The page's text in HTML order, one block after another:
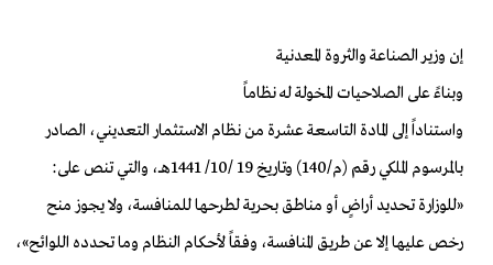
إن وزير الصناعة والثروة المعدنية
وبناءً على الصلاحيات المخولة له نظاماً
واستناداً إلى المادة التاسعة عشرة من نظام الاستثمار التعديني، الصادر
بالمرسوم الملكي رقم (م/140) وتاريخ 19 /10/ 1441هــ، والتي تنص على:
«للوزارة تحديد أراضٍ أو مناطق بحرية لطرحها للمنافسة، ولا يجوز منح
رخص عليها إلا عن طريق المنافسة، وفقاً لأحكام النظام وما تحدده اللوائح»،